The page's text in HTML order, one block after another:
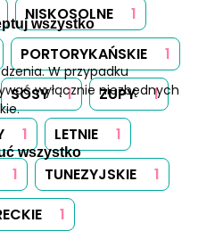
NISKOSOLNE
1
PORTORYKAŃSKIE
1
SOSY 1 ZUPY
1
1 LETNIE
1
1 TUNEZYJSKIE
1
1
wszystko
W przypadku
wyłącznie niezbędnych
wszystko